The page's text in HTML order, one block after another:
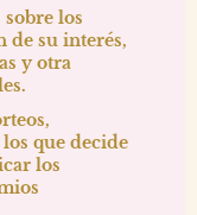
los
de su interés,
y otra
que decide
los